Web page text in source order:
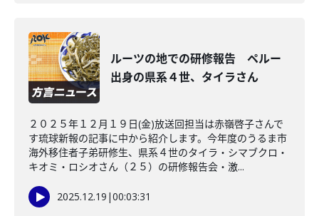
ルーツの地での研修報告 ペルー
出身の県系４世、タイラさん
２０２５年１２月１９日(金)放送回担当は赤嶺啓子さんで
す琉球新報の記事に中から紹介します。今年度のうるま市
海外移住者子弟研修生、県系４世のタイラ・シマブクロ・
キオミ・ロシオさん（２５）の研修報告会・激...
2025.12.19 |00:03:31